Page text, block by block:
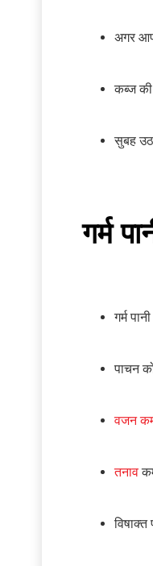
अगर आप
कब्ज की
सुबह
गर्म
गर्म
पाचन
वजन
तनाव
विषाक्त